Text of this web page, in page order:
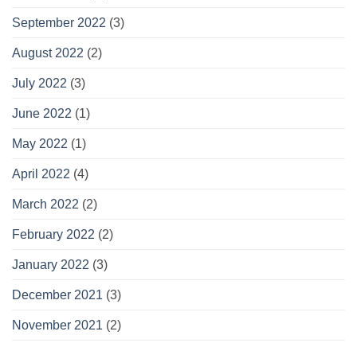
September 2022 (3)
August 2022 (2)
July 2022 (3)
June 2022 (1)
May 2022 (1)
April 2022 (4)
March 2022 (2)
February 2022 (2)
January 2022 (3)
December 2021 (3)
November 2021 (2)